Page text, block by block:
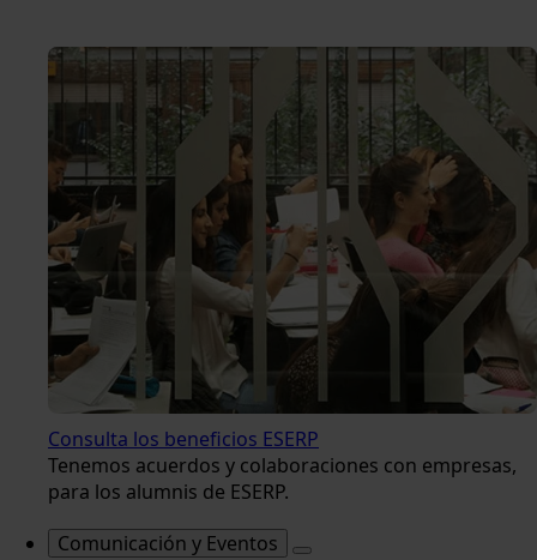
Consulta los beneficios ESERP
Tenemos acuerdos y colaboraciones con empresas,
para los alumnis de ESERP.
Comunicación y Eventos